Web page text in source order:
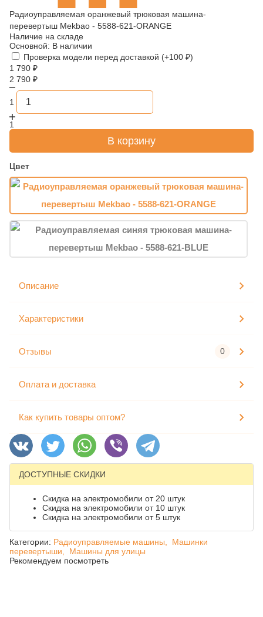
Радиоуправляемая оранжевый трюковая машина-
перевертыш Mekbao - 5588-621-ORANGE
Наличие на складе
Основной: В наличии
Проверка модели перед доставкой (+100 ₽)
1 790 ₽
2 790 ₽
1
1
В корзину
Цвет
Описание
Характеристики
Отзывы 0
Оплата и доставка
Как купить товары оптом?
ДОСТУПНЫЕ СКИДКИ
Скидка на электромобили от 20 штук
Скидка на электромобили от 10 штук
Скидка на электромобили от 5 штук
Категории: Радиоуправляемые машины,
Машинки
перевертыши,
Машины для улицы
Рекомендуем посмотреть